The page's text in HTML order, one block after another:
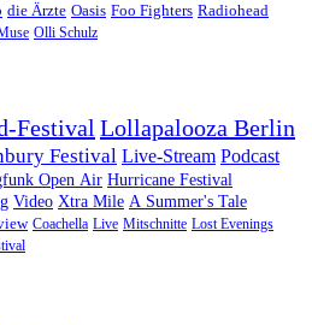
die Ärzte Oasis Foo Fighters Radiohead
Olli Schulz
Festival Lollapalooza Berlin
Festival Live-Stream Podcast
Open Air Hurricane Festival
Video Xtra Mile A Summer's Tale
Coachella Live Mitschnitte Lost Evenings